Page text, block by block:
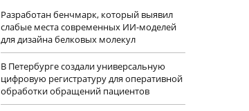
Разработан бенчмарк, который выявил
слабые места современных ИИ-моделей
для дизайна белковых молекул
В Петербурге создали универсальную
цифровую регистратуру для оперативной
обработки обращений пациентов